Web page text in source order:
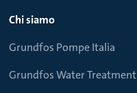
Chi siamo
Grundfos Pompe Italia
Grundfos Water Treatment